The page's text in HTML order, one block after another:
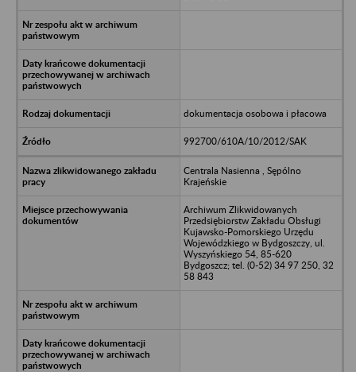
dokumentacja osobowa i płacowa
992700/610A/10/2012/SAK
Centrala Nasienna , Sępólno
Krajeńskie
Archiwum Zlikwidowanych
Przedsiębiorstw Zakładu Obsługi
Kujawsko-Pomorskiego Urzędu
Wojewódzkiego w Bydgoszczy, ul.
Wyszyńskiego 54, 85-620
Bydgoszcz; tel. (0-52) 34 97 250, 32
58 843